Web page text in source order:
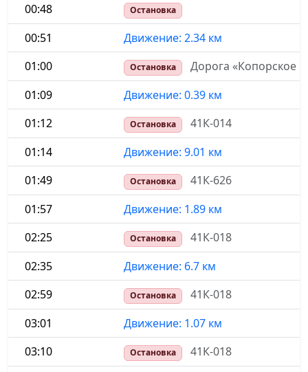
00:48
Остановка
00:51
Движение: 2.34 км
01:00
Остановка
Дорога «Копорское
01:09
Движение: 0.39 км
01:12
Остановка
41К-014
01:14
Движение: 9.01 км
01:49
Остановка
41К-626
01:57
Движение: 1.89 км
02:25
Остановка
41К-018
02:35
Движение: 6.7 км
02:59
Остановка
41К-018
03:01
Движение: 1.07 км
03:10
Остановка
41К-018